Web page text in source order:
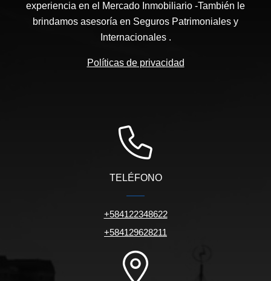
experiencia en el Mercado Inmobiliario -También le
brindamos asesoría en Seguros Patrimoniales y
Internacionales .
Políticas de privacidad
TELÉFONO
+584122348622
+584129628211